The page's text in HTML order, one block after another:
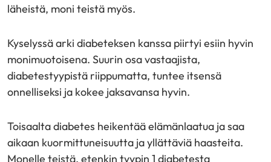
läheistä, moni teistä myös.
Kyselyssä arki diabeteksen kanssa piirtyi esiin hyvin
monimuotoisena. Suurin osa vastaajista,
diabetestyypistä riippumatta, tuntee itsensä
onnelliseksi ja kokee jaksavansa hyvin.
Toisaalta diabetes heikentää elämänlaatua ja saa
aikaan kuormittuneisuutta ja yllättäviä haasteita.
Monelle teistä, etenkin tyypin 1 diabetesta